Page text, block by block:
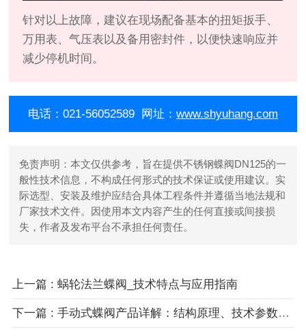
针对以上故障，建议在现场配备基本的扭矩扳手、
万用表、气压表以及备用密封件，以便快速响应并
减少停机时间。
电话：021-56052589 网址： www.shyuhang.com
免责声明：本文仅供参考，旨在提供不锈钢蝶阀DN125的一
般性技术信息，不构成任何形式的技术保证或使用建议。实
际选型、安装及维护应结合具体工程条件并遵循当地法规和
厂家技术文件。因使用本文内容产生的任何直接或间接损
失，作者及发布平台不承担任何责任。
上一篇 : 蜗轮法兰蝶阀_技术特点与应用指南
下一篇 : 手动式蝶阀产品详解：结构原理、技术参数与维护指南